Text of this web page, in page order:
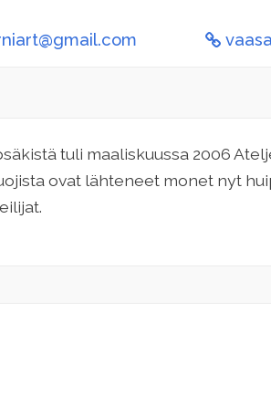
tuli maaliskuussa 2006
ovat lähteneet monet nyt